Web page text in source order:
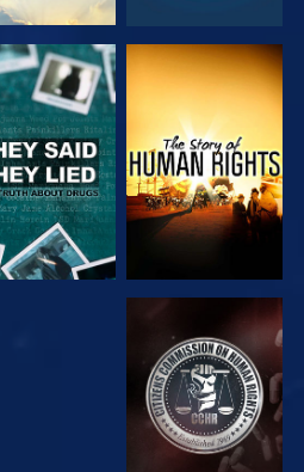
VE VE
VE